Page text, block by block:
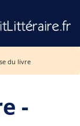
du livre
-